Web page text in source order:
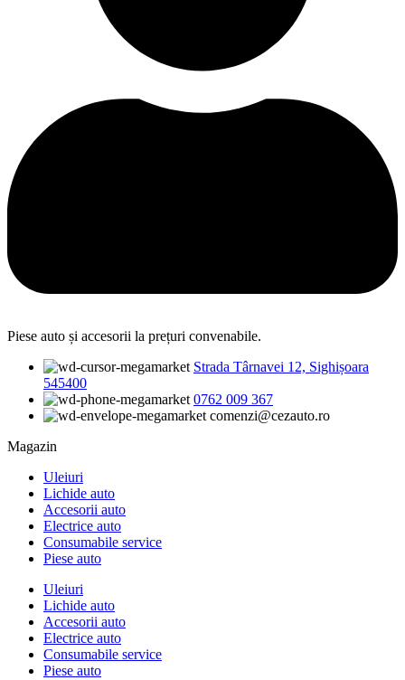
Piese auto și accesorii la prețuri convenabile.
Strada Târnavei 12, Sighișoara
545400
0762 009 367
comenzi@cezauto.ro
Magazin
Uleiuri
Lichide auto
Accesorii auto
Electrice auto
Consumabile service
Piese auto
Uleiuri
Lichide auto
Accesorii auto
Electrice auto
Consumabile service
Piese auto